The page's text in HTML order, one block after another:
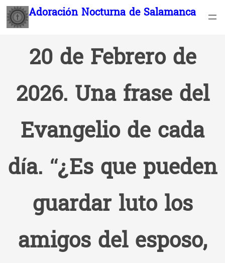
Saltar Adoración Nocturna de Salamanca
20 de Febrero de
2026. Una frase del
Evangelio de cada
día. “¿Es que pueden
guardar luto los
amigos del esposo,